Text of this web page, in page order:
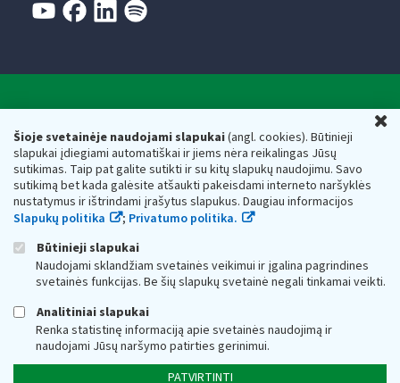
Šioje svetainėje naudojami slapukai(angl. cookies). Būtinieji
slapukai įdiegiami automatiškai ir jiems nėra reikalingas Jūsų
sutikimas. Taip pat galite sutikti ir su kitų slapukų naudojimu. Savo
sutikimą bet kada galėsite atšaukti pakeisdami interneto naršyklės
nustatymus ir ištrindami įrašytus slapukus. Daugiau informacijos
Slapukų politika
; Privatumo politika.
Būtinieji slapukai
Naudojami sklandžiam svetainės veikimui ir įgalina pagrindines
svetainės funkcijas. Be šių slapukų svetainė negali tinkamai veikti.
Analitiniai slapukai
Renka statistinę informaciją apie svetainės naudojimą ir
naudojami Jūsų naršymo patirties gerinimui.
PATVIRTINTI
Valstybinė mokesčių inspekcija prie Lietuvos
Respublikos finansų ministerijos
Biudžetinė įstaiga. Juridinio asmens kodas — 188659752,
adresas: Vasario 16-osios g. 14, 01107 Vilnius, Lietuva, el.paštas:
vmi@vmi.lt , E. pristatymo dėžutės adresas 188659752
Duomenys apie Valstybinę mokesčių inspekciją prie Lietuvos
Respublikos finansų ministerijos kaupiami ir saugomi Juridinių